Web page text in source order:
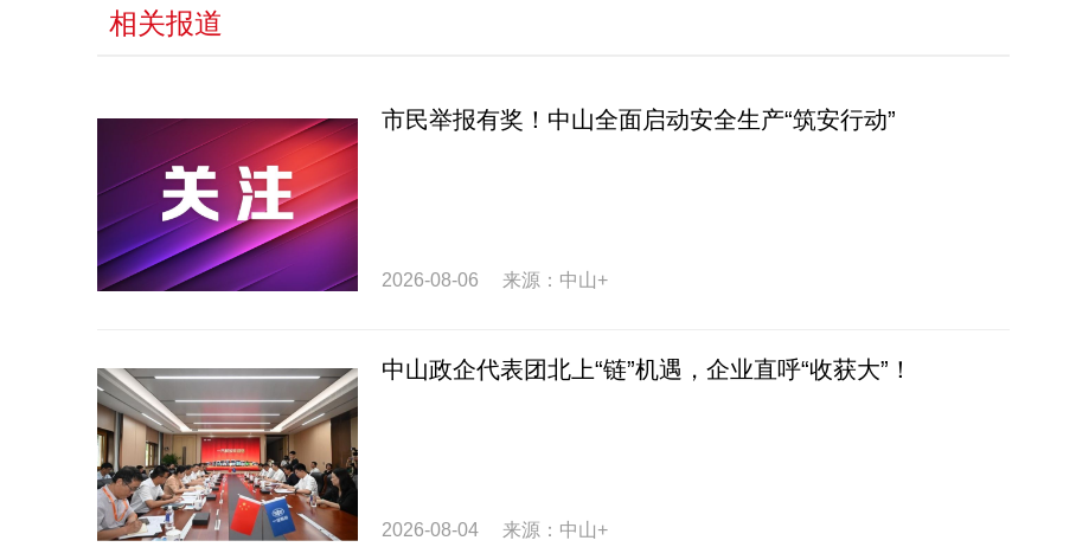
相关报道
市民举报有奖！中山全面启动安全生产“筑安行动”
2026-08-06 来源：中山+
中山政企代表团北上“链”机遇，企业直呼“收获大”！
2026-08-04 来源：中山+